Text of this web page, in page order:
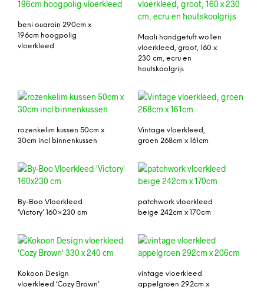
beni ouarain 290cm x
196cm hoogpolig
vloerkleed
Maali handgetuft wollen
vloerkleed, groot, 160 x
230 cm, ecru en
houtskoolgrijs
rozenkelim kussen 50cm x
30cm incl binnenkussen
Vintage vloerkleed,
groen 268cm x 161cm
By-Boo Vloerkleed
‘Victory’ 160×230 cm
patchwork vloerkleed
beige 242cm x 170cm
Kokoon Design
vloerkleed ‘Cozy Brown’
vintage vloerkleed
appelgroen 292cm x